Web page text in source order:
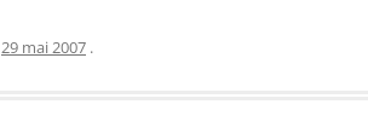
29 mai 2007 .